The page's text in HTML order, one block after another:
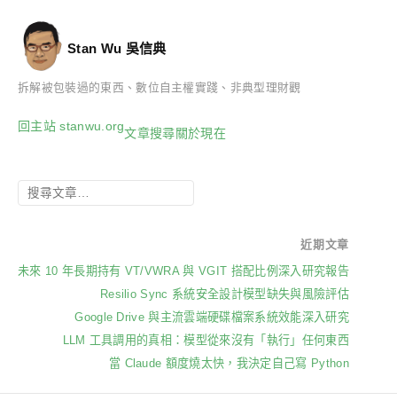
Stan Wu 吳信典
拆解被包裝過的東西、數位自主權實踐、非典型理財觀
回主站 stanwu.org文章搜尋關於現在
近期文章
未來 10 年長期持有 VT/VWRA 與 VGIT 搭配比例深入研究報告
Resilio Sync 系統安全設計模型缺失與風險評估
Google Drive 與主流雲端硬碟檔案系統效能深入研究
LLM 工具調用的真相：模型從來沒有「執行」任何東西
當 Claude 額度燒太快，我決定自己寫 Python